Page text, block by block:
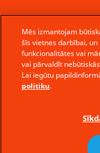
Mēs izmantojam
šīs vietnes darbībai,
funkcionalitātes vai
vai pārvaldīt
Lai iegūtu
politiku.